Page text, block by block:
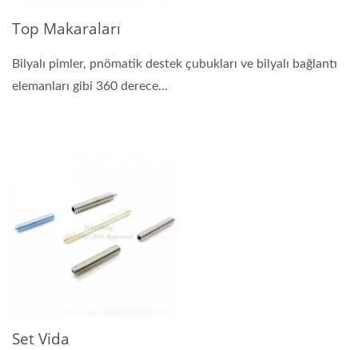
Top Makaraları
Bilyalı pimler, pnömatik destek çubukları ve bilyalı bağlantı
elemanları gibi 360 derece...
Set Vida